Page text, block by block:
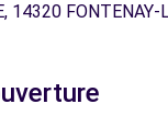
14320 FONTENAY-